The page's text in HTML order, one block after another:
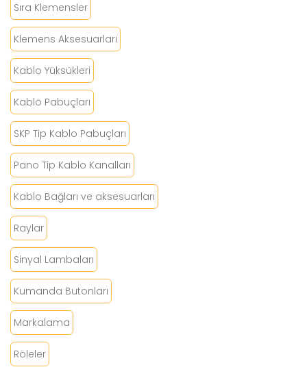
Sıra Klemensler
Klemens Aksesuarları
Kablo Yüksükleri
Kablo Pabuçları
SKP Tip Kablo Pabuçları
Pano Tip Kablo Kanalları
Kablo Bağları ve aksesuarları
Raylar
Sinyal Lambaları
Kumanda Butonları
Markalama
Röleler